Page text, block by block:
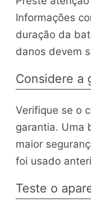
Informações
duração da
danos devem
Considere a
Verifique se o
garantia. Uma
maior
foi usado
Teste o